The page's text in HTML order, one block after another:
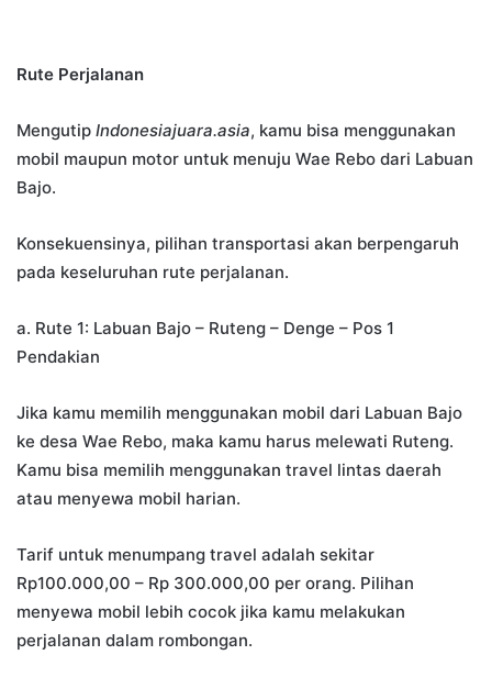
Rute Perjalanan
Mengutip Indonesiajuara.asia, kamu bisa menggunakan
mobil maupun motor untuk menuju Wae Rebo dari Labuan
Bajo.
Konsekuensinya, pilihan transportasi akan berpengaruh
pada keseluruhan rute perjalanan.
a. Rute 1: Labuan Bajo – Ruteng – Denge – Pos 1
Pendakian
Jika kamu memilih menggunakan mobil dari Labuan Bajo
ke desa Wae Rebo, maka kamu harus melewati Ruteng.
Kamu bisa memilih menggunakan travel lintas daerah
atau menyewa mobil harian.
Tarif untuk menumpang travel adalah sekitar
Rp100.000,00 – Rp 300.000,00 per orang. Pilihan
menyewa mobil lebih cocok jika kamu melakukan
perjalanan dalam rombongan.